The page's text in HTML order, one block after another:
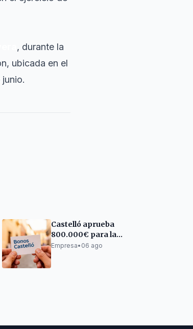
, durante la
ubicada en el
Castelló aprueba
800.000€ para la
campaña de Bonos
Empresa• 06 ago